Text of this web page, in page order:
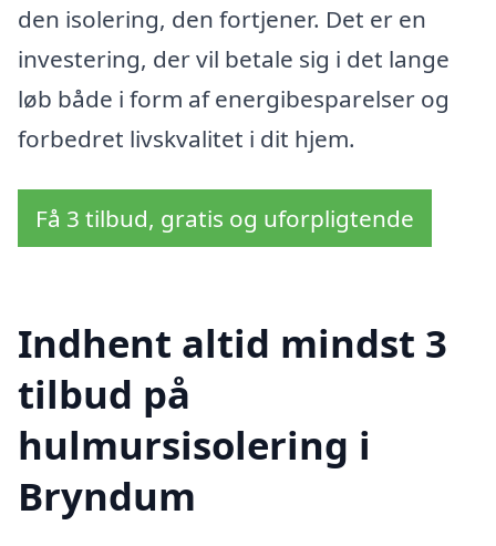
den isolering, den fortjener. Det er en
investering, der vil betale sig i det lange
løb både i form af energibesparelser og
forbedret livskvalitet i dit hjem.
Få 3 tilbud, gratis og uforpligtende
Indhent altid mindst 3
tilbud på
hulmursisolering i
Bryndum